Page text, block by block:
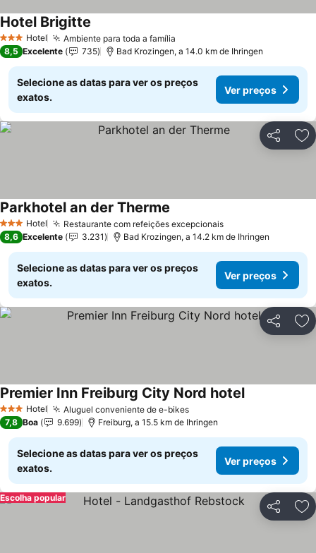
3 EstrelasHotel Ambiente para toda a família
Hotel Brigitte
8,5 Excelente 735 Bad Krozingen, a 14.0 km de Ihringen
Selecione as datas para ver os preços
exatos.
Ver preços
Partilhar
3 EstrelasHotel Restaurante com refeições excepcionaisVer preços
Parkhotel an der Therme
8,6 Excelente 3.231 Bad Krozingen, a 14.2 km de Ihringen
Selecione as datas para ver os preços
exatos.
Ver preços
Partilhar
3 EstrelasHotel Aluguel conveniente de e-bikesVer preços
Premier Inn Freiburg City Nord hotelVer preços
7,8 Boa 9.699 Freiburg, a 15.5 km de Ihringen
Selecione as datas para ver os preços
exatos.
Ver preços
Partilhar
Escolha popular